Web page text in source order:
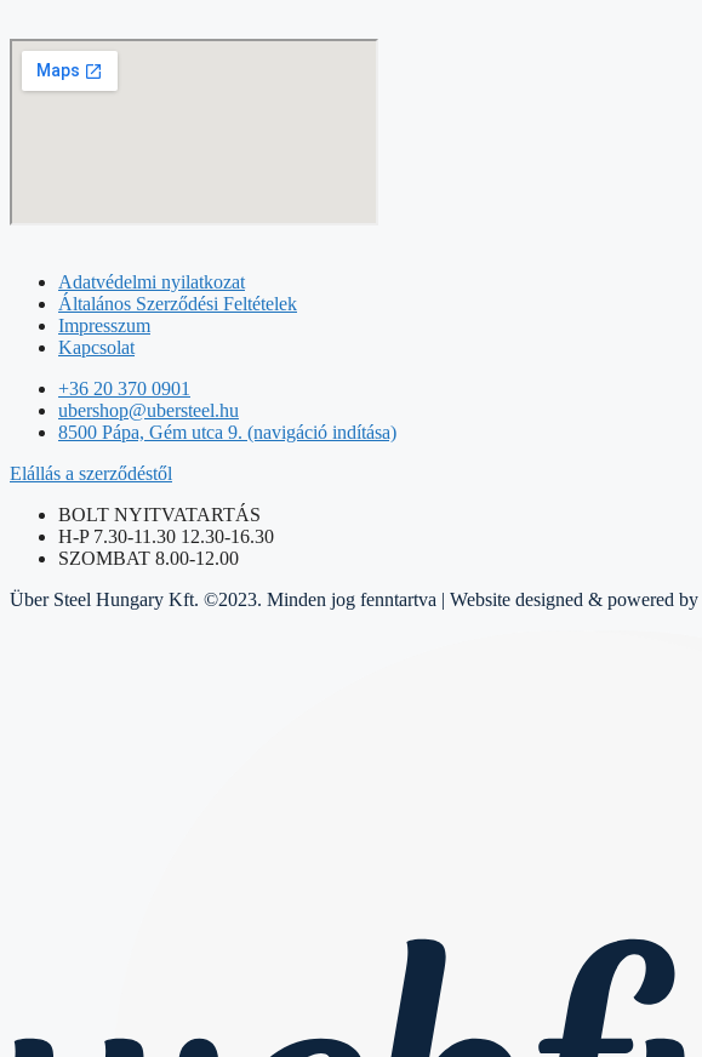
Adatvédelmi nyilatkozat
Általános Szerződési Feltételek
Impresszum
Kapcsolat
+36 20 370 0901
ubershop@ubersteel.hu
8500 Pápa, Gém utca 9. (navigáció indítása)
Elállás a szerződéstől
BOLT NYITVATARTÁS
H-P 7.30-11.30 12.30-16.30
SZOMBAT 8.00-12.00
Über Steel Hungary Kft. ©2023. Minden jog fenntartva | Website designed & powered by